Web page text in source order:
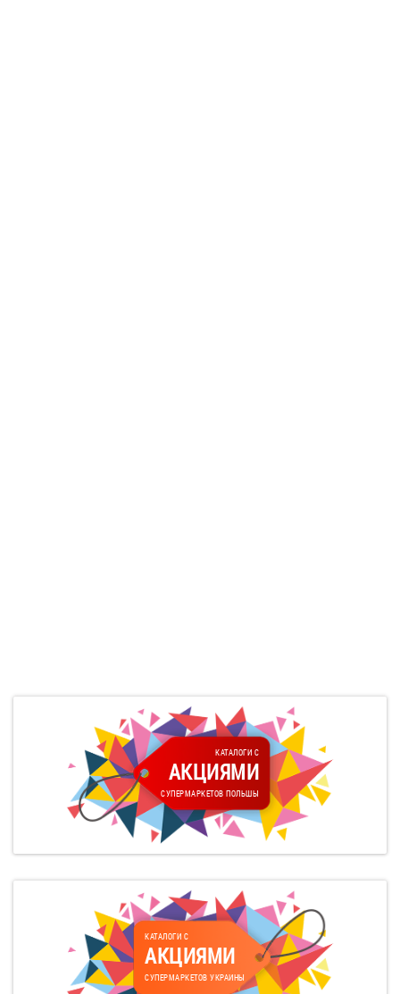
КАТАЛОГИ С
АКЦИЯМИ
СУПЕРМАРКЕТОВ ПОЛЬШЫ
КАТАЛОГИ С
АКЦИЯМИ
СУПЕРМАРКЕТОВ УКРАИНЫ